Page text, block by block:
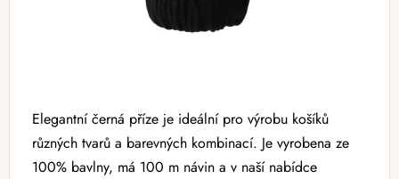
Elegantní černá příze je ideální pro výrobu košíků
různých tvarů a barevných kombinací. Je vyrobena ze
100% bavlny, má 100 m návin a v naší nabídce